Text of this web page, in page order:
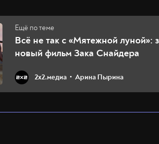
Всё не так с «Мятежной луной»:
новый фильм Зака Снайдера
2х2.медиа Арина Пырина